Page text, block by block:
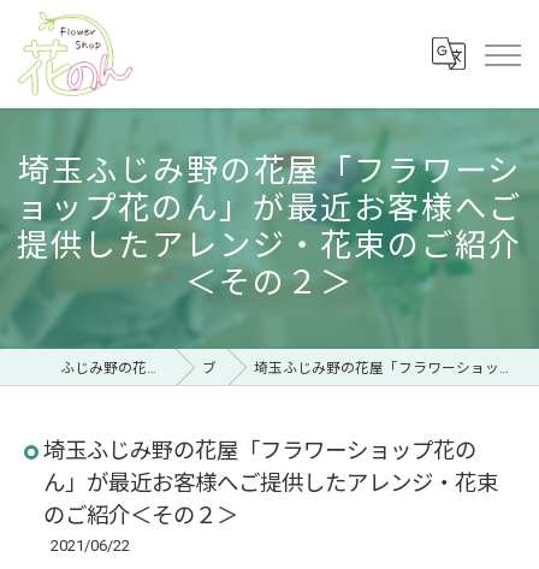
埼玉ふじみ野の花屋「フラワーシ
ョップ花のん」が最近お客様へご
提供したアレンジ・花束のご紹介
＜その２＞
ふじみ野の花屋ならフラワーショップ 花のん ブログ 埼玉ふじみ野の花屋「フラワーショップ花のん」が最近お客様へご提供したアレンジ・花束のご紹介＜その２＞
埼玉ふじみ野の花屋「フラワーショップ花の
ん」が最近お客様へご提供したアレンジ・花束
のご紹介＜その２＞
2021/06/22